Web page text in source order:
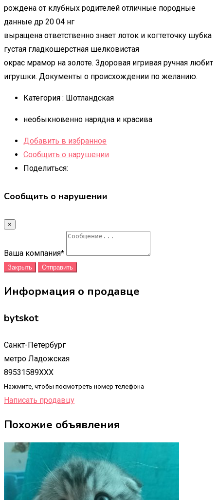
рождена от клубных родителей отличные породные
данные др 20 04 нг
выращена ответственно знает лоток и когтеточку шубка
густая гладкошерстная шелковистая
окрас мрамор на золоте. Здоровая игривая ручная любит
игрушки. Документы о происхождении по желанию.
Категория : Шотландская
необыкновенно нарядна и красива
Добавить в избранное
Сообщить о нарушении
Поделиться:
Сообщить о нарушении
×
Ваша компания*
Закрыть Отправить
Информация о продавце
bytskot
Санкт-Петербург
метро Ладожская
89531589XXX
Нажмите, чтобы посмотреть номер телефона
Написать продавцу
Похожие объявления